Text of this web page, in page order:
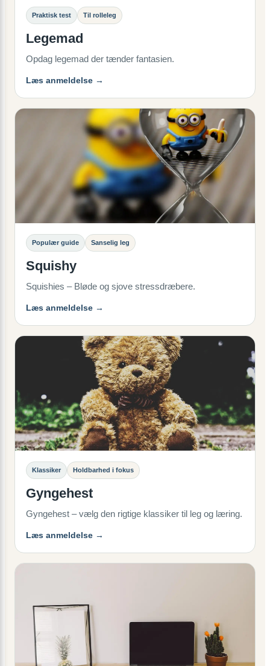
Praktisk test Til rolleleg
Legemad
Opdag legemad der tænder fantasien.
Læs anmeldelse →
Populær guide Sanselig leg
Squishy
Squishies – Bløde og sjove stressdræbere.
Læs anmeldelse →
Klassiker Holdbarhed i fokus
Gyngehest
Gyngehest – vælg den rigtige klassiker til leg og læring.
Læs anmeldelse →